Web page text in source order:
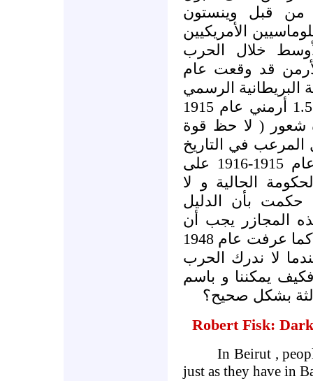
من قبل وينستون
الأمريكيين
خلال الحرب
قد وقعت عام
البريطانية الرسمي
حول المذبحة التي أودت بحياة 1.5 أرمني عام 1915
شعور ( لا حظ قوة
في التاريخ
و تعترف بالمذابح التي جرت عام 1915-1916 على
الحالية و لا
حكمت بأن الدليل
المجازر يجب أن
تصنف على أنها " ابادة جماعية" كما عرفت عام 1948
لا ندرك الحرب
يمكننا و باسم
بشكل صحيح؟
Robert Fisk:
InBeirut ,
just as they have in